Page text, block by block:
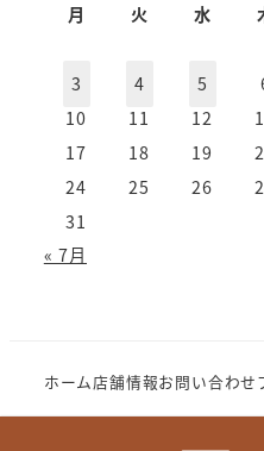
月
火 水
3
4 5
10
11 12
17
18 19
24
25 26
31
« 7月
ホーム店舗情報お問い合わせ